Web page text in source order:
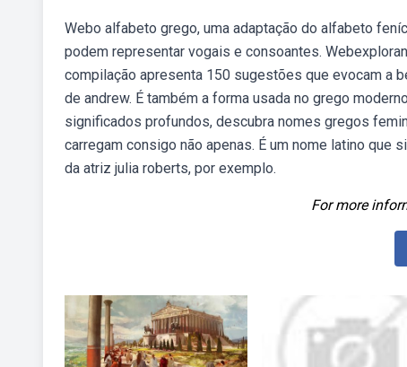
Webo alfabeto grego, uma adaptação do alfabeto
podem representar vogais e consoantes.
compilação apresenta 150 sugestões que evocam a
de andrew. É também a forma usada no grego
significados profundos, descubra nomes gregos
carregam consigo não apenas. É um nome latino que
da atriz julia roberts, por exemplo.
For more